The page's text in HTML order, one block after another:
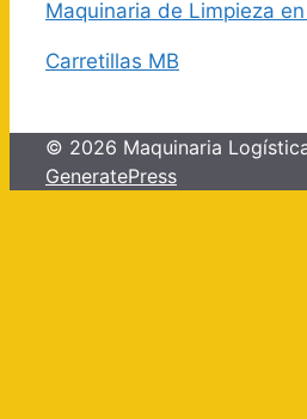
Maquinaria de Limpieza
Carretillas MB
© 2026 Maquinaria
GeneratePress